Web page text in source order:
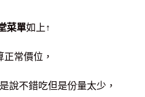
菜單如上↑
正常價位，
說不錯吃但是份量太少，